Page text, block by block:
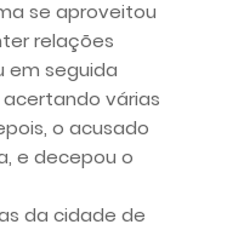
se aproveitou
relações
em seguida
várias
o acusado
e decepou o
da cidade de